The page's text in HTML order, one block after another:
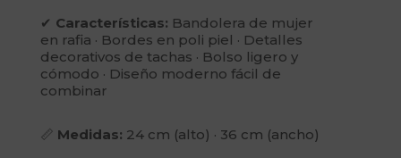
✔ Características: Bandolera de mujer
en rafia · Bordes en poli piel · Detalles
decorativos de tachas · Bolso ligero y
cómodo · Diseño moderno fácil de
combinar
📏 Medidas: 24 cm (alto) · 36 cm (ancho)